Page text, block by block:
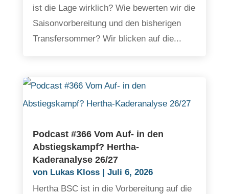
ist die Lage wirklich? Wie bewerten wir die
Saisonvorbereitung und den bisherigen
Transfersommer? Wir blicken auf die...
Podcast #366 Vom Auf- in den
Abstiegskampf? Hertha-
Kaderanalyse 26/27
von Lukas Kloss| Juli 6, 2026
Hertha BSC ist in die Vorbereitung auf die